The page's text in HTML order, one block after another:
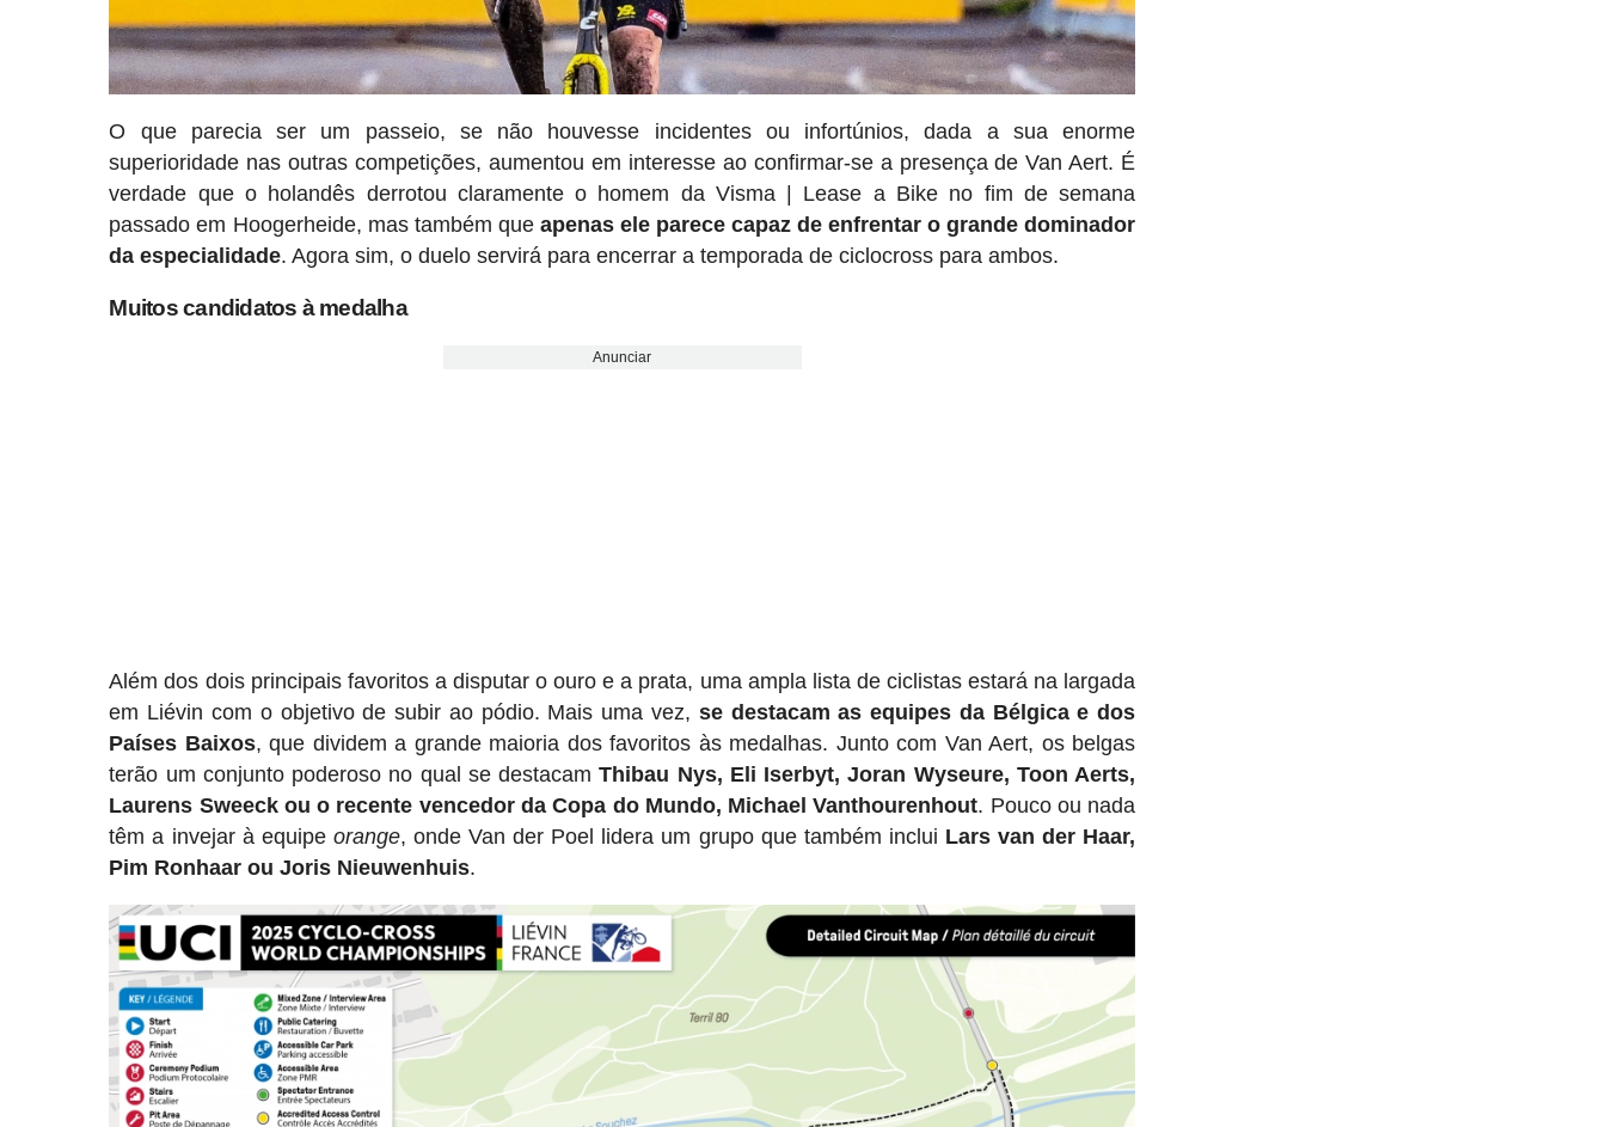
O que parecia ser um passeio, se não houvesse incidentes ou infortúnios, dada a sua enorme
superioridade nas outras competições, aumentou em interesse ao confirmar-se a presença de Van Aert. É
verdade que o holandês derrotou claramente o homem da Visma | Lease a Bike no fim de semana
passado em Hoogerheide, mas também que apenas ele parece capaz de enfrentar o grande dominador
da especialidade. Agora sim, o duelo servirá para encerrar a temporada de ciclocross para ambos.
Muitos candidatos à medalha
Anunciar
Além dos dois principais favoritos a disputar o ouro e a prata, uma ampla lista de ciclistas estará na largada
em Liévin com o objetivo de subir ao pódio. Mais uma vez, se destacam as equipes da Bélgica e dos
Países Baixos, que dividem a grande maioria dos favoritos às medalhas. Junto com Van Aert, os belgas
terão um conjunto poderoso no qual se destacamThibau Nys, Eli Iserbyt, Joran Wyseure, Toon Aerts,
Laurens Sweeck ou o recente vencedor da Copa do Mundo, Michael Vanthourenhout. Pouco ou nada
têm a invejar à equipe orange, onde Van der Poel lidera um grupo que também inclui Lars van der Haar,
Pim Ronhaar ou Joris Nieuwenhuis.